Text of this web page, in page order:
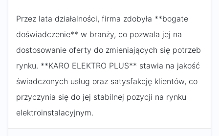
Przez lata działalności, firma zdobyła **bogate
doświadczenie** w branży, co pozwala jej na
dostosowanie oferty do zmieniających się potrzeb
rynku. **KARO ELEKTRO PLUS** stawia na jakość
świadczonych usług oraz satysfakcję klientów, co
przyczynia się do jej stabilnej pozycji na rynku
elektroinstalacyjnym.